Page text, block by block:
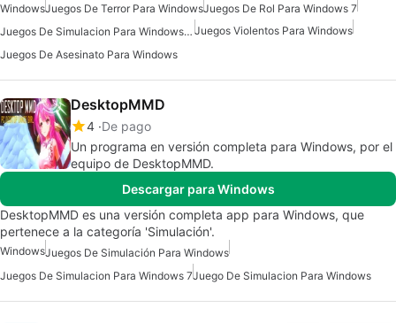
WindowsJuegos De Terror Para WindowsJuegos De Rol Para Windows 7
Juegos De Simulacion Para Windows 10 Juegos Violentos Para Windows
Juegos De Asesinato Para Windows
DesktopMMD
4 De pago
Un programa en versión completa para Windows, por el
equipo de DesktopMMD.
Descargar para Windows
DesktopMMD es una versión completa app para Windows, que
pertenece a la categoría 'Simulación'.
WindowsJuegos De Simulación Para Windows
Juegos De Simulacion Para Windows 7Juego De Simulacion Para Windows